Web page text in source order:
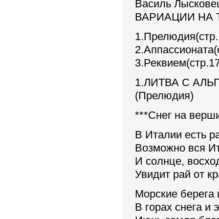
Василь
ВАРИАЦИИ НА
1.ЛИТВА С
(Прелюдия)
***Снег на
В Италии есть
Возможно вся
И солнце,
Увидит рай от
Морские берега
В горах снега и